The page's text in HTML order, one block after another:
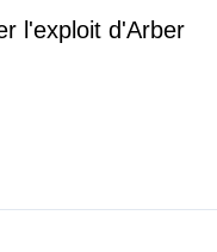
l'exploit d'Arber